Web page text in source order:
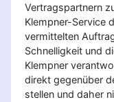
Vertragspartnern
Klempner-Service
vermittelten
Schnelligkeit und
Klempner
direkt gegenüber
stellen und daher